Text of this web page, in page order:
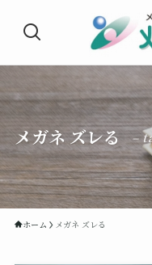
メガネ ズレる –
ホーム メガネ ズレる